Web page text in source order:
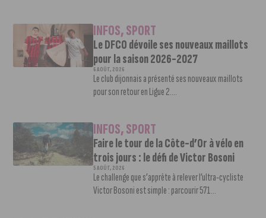
INFOS,SPORT
Le DFCO dévoile ses nouveaux maillots
pour la saison 2026-2027
6 AOÛT, 2026
Le club dijonnais a présenté ses nouveaux maillots
pour son retour en Ligue 2....
INFOS,SPORT
Faire le tour de la Côte-d’Or à vélo en
trois jours : le défi de Victor Bosoni
5 AOÛT, 2026
Le challenge que s’apprête à relever l’ultra-cycliste
Victor Bosoni est simple : parcourir 571...